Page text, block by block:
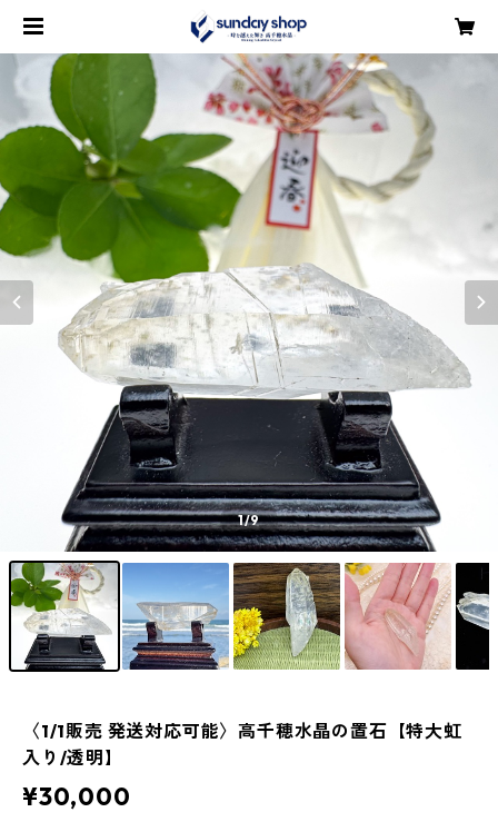
1/9
〈1/1販売 発送対応可能〉高千穂水晶の置石【特大虹
入り/透明】
¥30,000